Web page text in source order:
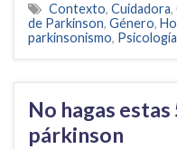
Contexto, Cuidadora,
de Parkinson, Género,
parkinsonismo, Psicología
No hagas
párkinson